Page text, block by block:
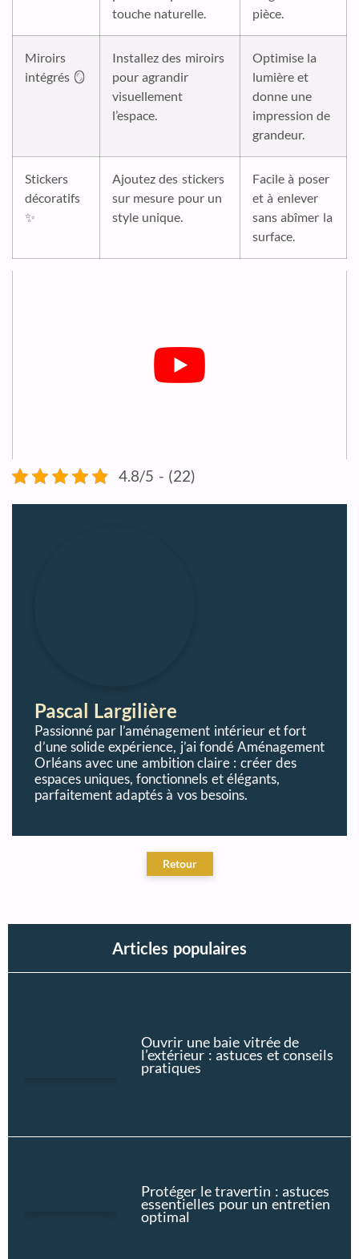
touche naturelle.
pièce.
Miroirs
intégrés 🪞
Installez des miroirs
pour agrandir
visuellement
l’espace.
Optimise la
lumière et
donne une
impression de
grandeur.
Stickers
décoratifs
✨
Ajoutez des stickers
sur mesure pour un
style unique.
Facile à poser
et à enlever
sans abîmer la
surface.
4.8/5 - (22)
Pascal Largilière
Passionné par l’aménagement intérieur et fort
d’une solide expérience, j’ai fondé Aménagement
Orléans avec une ambition claire : créer des
espaces uniques, fonctionnels et élégants,
parfaitement adaptés à vos besoins.
Articles populaires
Ouvrir une baie vitrée de
l’extérieur : astuces et conseils
pratiques
Protéger le travertin : astuces
essentielles pour un entretien
optimal